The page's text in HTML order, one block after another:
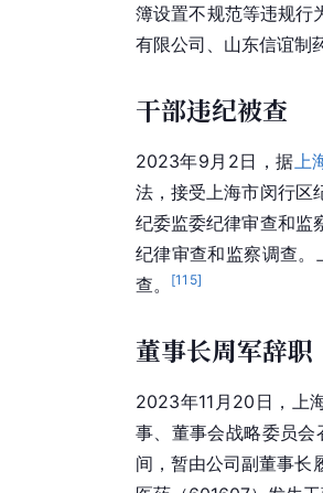
簿设置不规范等违规行
有限公司、山东信谊制
干部违纪被查
2023年9月2日，据 上
法，接受 上海市闵行区
纪委监委纪律审查和监
纪律审查和监察调查
查。
[115]
董事长周军辞职
2023年11月20日，上
事、董事会战略委员
间，暂由公司副董事长